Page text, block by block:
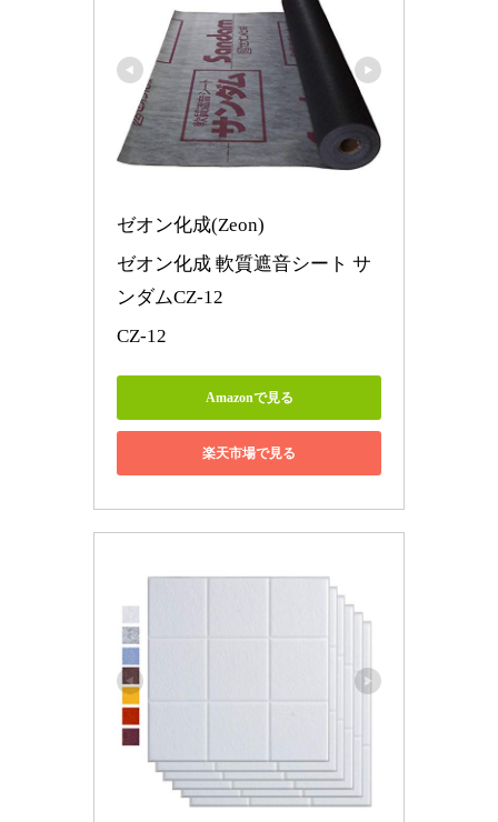
ゼオン化成(Zeon)
ゼオン化成 軟質遮音シート サ
ンダムCZ-12
CZ-12
Amazonで見る
楽天市場で見る